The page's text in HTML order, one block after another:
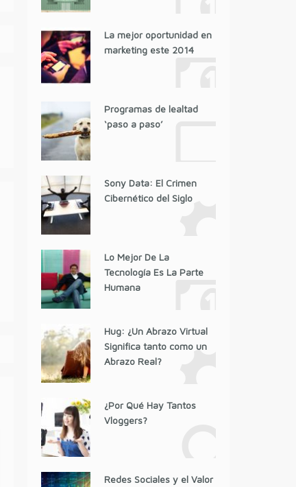
La mejor oportunidad en
marketing este 2014
Programas de lealtad
‘paso a paso’
Sony Data: El Crimen
Cibernético del Siglo
Lo Mejor De La
Tecnología Es La Parte
Humana
Hug: ¿Un Abrazo Virtual
Significa tanto como un
Abrazo Real?
¿Por Qué Hay Tantos
Vloggers?
Redes Sociales y el Valor